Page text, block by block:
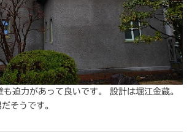
迫力があって良いです。 設計は堀江金蔵。
そうです。